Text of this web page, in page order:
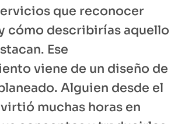
que reconocer
cómo describirías aquello
Ese
viene de un diseño de
Alguien desde el
muchas horas en